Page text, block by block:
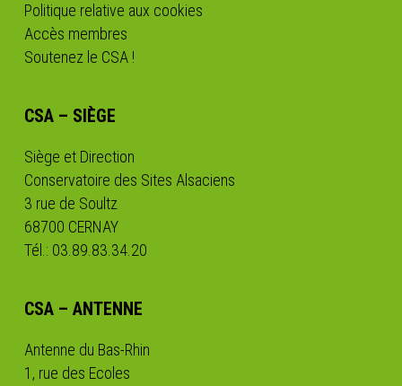
Politique relative aux cookies
Accès membres
Soutenez le CSA !
CSA – SIÈGE
Siège et Direction
Conservatoire des Sites Alsaciens
3 rue de Soultz
68700 CERNAY
Tél.: 03.89.83.34.20
CSA – ANTENNE
Antenne du Bas-Rhin
1, rue des Ecoles